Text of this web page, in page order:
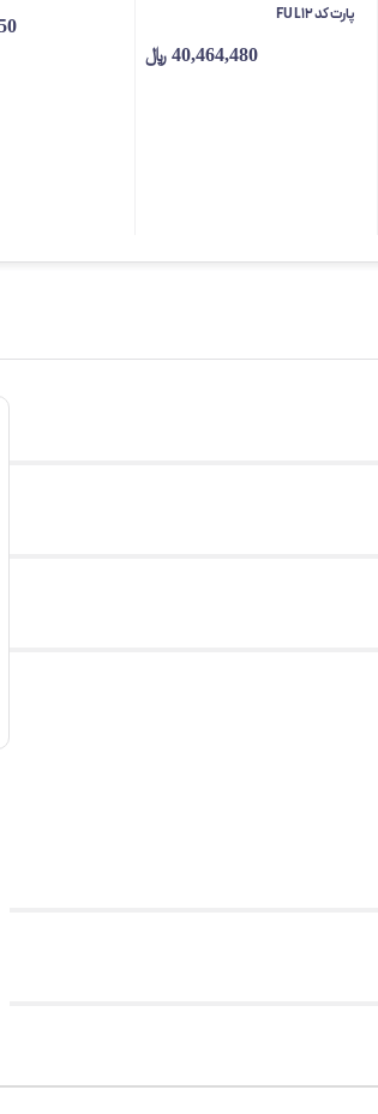
40,464,480 ﷼
پارت کد FU L12